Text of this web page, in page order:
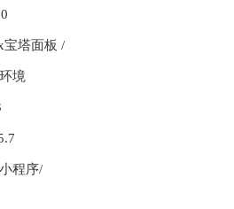
宝塔面板 /
境
程序/